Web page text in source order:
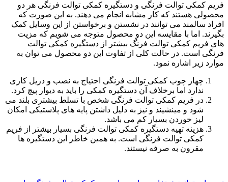
فریم کمکی توالت فرنگی و دستگیره کمکی توالت فرنگی هر دو
محصولی هستند که کار مشابه انجام می دهند. به این صورت که
افراد سالمند می توانند در نشستن و برخواستن از این وسایل کمک
بگیرند. اما با مقایسه این دو محصول متوجه می شویم که مزیت
های فریم کمکی توالت فرنگ بیشتر از دستگیره کمکی توالت
فرنگی است. در حالت کلی از تفاوت این دو محصول می توان به
موارد زیر اشاره نمود.
چهار چوب کمکی توالت فرنگی احتیاج به نصب و دریل کاری
ندارد اما برخلاف آن دستگیره کمکی را باید به دیوار پیچ کرد.
در فریم کمکی توالت فرنگی شخص با تسلط بیشتری بلند می
شود و مینشیند و نیز به دلیل داشتن پایه های پلاستیکی امکان
لیز خوردن بسیار کم می باشد.
هزینه تهیه دستگیره کمکی توالت فرنگی بسیار بیشتر از فریم
کمکی توالت فرنگی است. به همین خاطر این دستگیره ها
مقرون به صرفه نیستند.